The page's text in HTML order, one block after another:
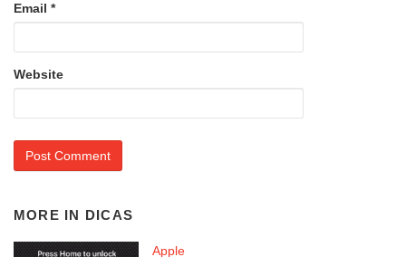
Email *
Website
MORE IN DICAS
Apple